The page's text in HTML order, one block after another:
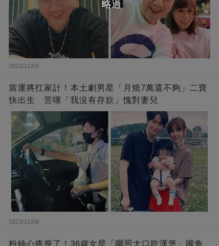
2023/12/09
當運將扛家計！本土劇男星「月燒7萬還不夠」二寶
快出生 苦嘆「我沒有存款」愧對妻兒
2023/12/09
粉絲心疼瘦了！36歲女星「曬照大口吃漢堡」嘴角
略過